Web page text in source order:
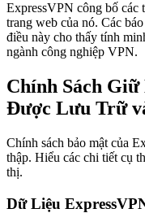
ExpressVPN công bố các
trang web của nó. Các
điều này cho thấy tính
ngành công nghiệp VPN.
Chính Sách
Được Lưu Trữ
Chính sách bảo mật của
thập. Hiểu các chi tiết cụ
thị.
Dữ Liệu